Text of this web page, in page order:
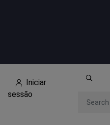
Iniciar
sessão